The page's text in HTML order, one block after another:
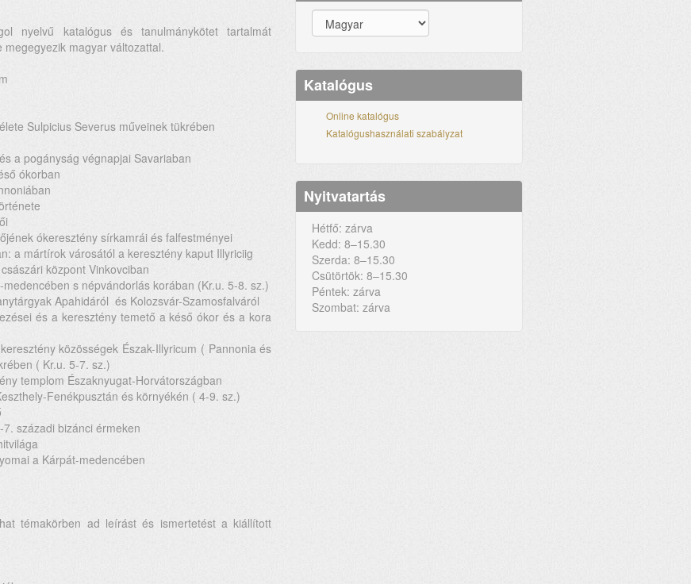
nyelvű katalógus és tanulmánykötet tartalmát
megegyezik magyar változattal.
Sulpicius Severus műveinek tükrében
a pogányság végnapjai Savariaban
ókorban
ókeresztény sírkamrái és falfestményei
a mártírok városától a keresztény kaput Illyriciig
központ Vinkovciban
s népvándorlás korában (Kr.u. 5-8. sz.)
Apahidáról és Kolozsvár-Szamosfalváról
és a keresztény temető a késő ókor és a kora
közösségek Észak-Illyricum ( Pannonia és
( Kr.u. 5-7. sz.)
templom Északnyugat-Horvátországban
Fenékpusztán és környékén ( 4-9. sz.)
századi bizánci érmeken
a Kárpát-medencében
témakörben ad leírást és ismertetést a kiállított
Katalógus
Online katalógus
Katalógushasználati szabályzat
Nyitvatartás
Hétfő: zárva
Kedd: 8–15.30
Szerda: 8–15.30
Csütörtök: 8–15.30
Péntek: zárva
Szombat: zárva